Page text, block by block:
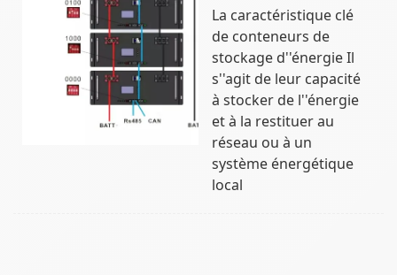
La caractéristique clé
de conteneurs de
stockage d''énergie Il
s''agit de leur capacité
à stocker de l''énergie
et à la restituer au
réseau ou à un
système énergétique
local